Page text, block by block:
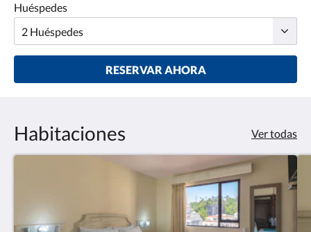
Huéspedes
RESERVAR AHORA
Habitaciones Ver todas